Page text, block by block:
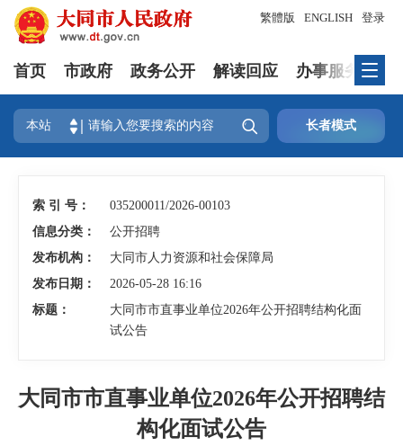
登录
繁體版 ENGLISH
首页 市政府 政务公开 解读回应 办事服务
本站  长者模式
索 引 号：
035200011/2026-00103
信息分类：
公开招聘
发布机构：
大同市人力资源和社会保障局
发布日期：
2026-05-28 16:16
标题：
大同市市直事业单位2026年公开招聘结构化面
试公告
大同市市直事业单位2026年公开招聘结
构化面试公告